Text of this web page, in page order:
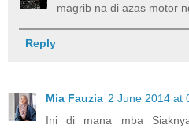
magrib na di azas motor
Reply
Mia Fauzia 2 June 2014 at
Ini di mana mba